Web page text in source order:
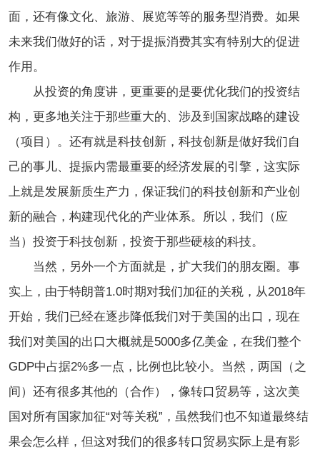
面，还有像文化、旅游、展览等等的服务型消费。如果
未来我们做好的话，对于提振消费其实有特别大的促进
作用。
从投资的角度讲，更重要的是要优化我们的投资结
构，更多地关注于那些重大的、涉及到国家战略的建设
（项目）。还有就是科技创新，科技创新是做好我们自
己的事儿、提振内需最重要的经济发展的引擎，这实际
上就是发展新质生产力，保证我们的科技创新和产业创
新的融合，构建现代化的产业体系。所以，我们（应
当）投资于科技创新，投资于那些硬核的科技。
当然，另外一个方面就是，扩大我们的朋友圈。事
实上，由于特朗普1.0时期对我们加征的关税， 从2018年
开始， 我们已经在逐步降低我们对于美国的出口，现在
我们对美国的出口大概就是5000多亿美金，在我们整个
GDP中占据2%多一点，比例也比较小。当然，两国（之
间）还有很多其他的（合作），像转口贸易等，这次美
国对所有国家加征“对等关税”，虽然我们也不知道最终结
果会怎么样，但这对我们的很多转口贸易实际上是有影